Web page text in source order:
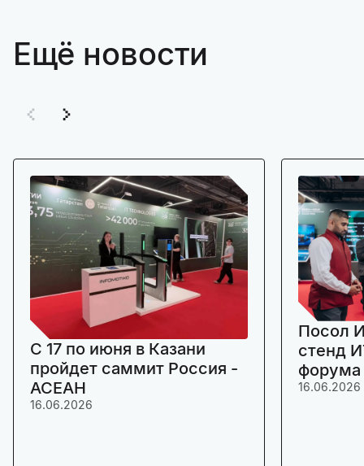
Ещё новости
C 17 по июня в Казани
пройдет саммит Россия -
АСЕАН
16.06.2026
Посол
стенд
16.06.2026